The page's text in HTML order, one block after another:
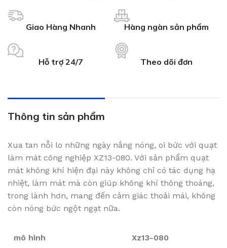
Giao Hàng Nhanh Hàng ngàn sản phẩm
Hỗ trợ 24/7 Theo dõi đơn
Thông tin sản phẩm
Xua tan nỗi lo những ngày nắng nóng, oi bức với quạt
làm mát công nghiệp XZ13-080. Với sản phẩm quạt
mát không khí hiện đại này không chỉ có tác dụng hạ
nhiệt, làm mát mà còn giúp không khí thông thoáng,
trong lành hơn, mang đến cảm giác thoải mái, không
còn nóng bức ngột ngạt nữa.
mô hình Xz13-080